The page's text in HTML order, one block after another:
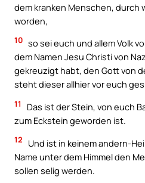
dem kranken Menschen, durch
worden,
10 so sei euch und allem Volk
dem Namen Jesu Christi von
gekreuzigt habt, den Gott von
steht dieser allhier vor euch
11
Das ist der Stein, von euch
zum Eckstein geworden ist.
12
Und ist in keinem andern-
Name unter dem Himmel den
sollen selig werden.